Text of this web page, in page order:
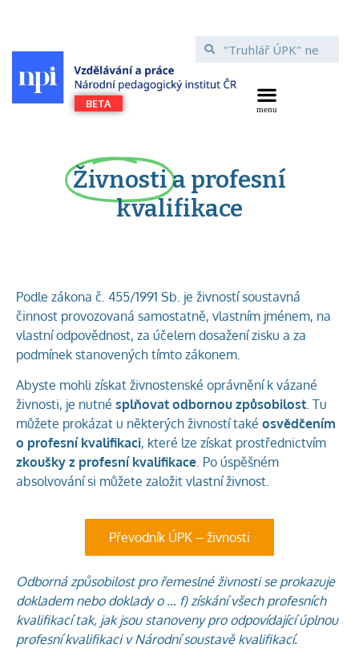
Živnostia profesní
kvalifikace
Podle zákona č. 455/1991 Sb. je živností soustavná
činnost provozovaná samostatně, vlastním jménem, na
vlastní odpovědnost, za účelem dosažení zisku a za
podmínek stanovených tímto zákonem.
Abyste mohli získat živnostenské oprávnění k vázané
živnosti, je nutné splňovat odbornou způsobilost. Tu
můžete prokázat u některých živností také osvědčením
o profesní kvalifikaci, které lze získat prostřednictvím
zkoušky z profesní kvalifikace. Po úspěšném
absolvování si můžete založit vlastní živnost.
Převodník ÚPK – živnosti
Odborná způsobilost pro řemeslné živnosti se prokazuje
dokladem nebo doklady o … f) získání všech profesních
kvalifikací tak, jak jsou stanoveny pro odpovídající úplnou
profesní kvalifikaci v Národní soustavě kvalifikací.